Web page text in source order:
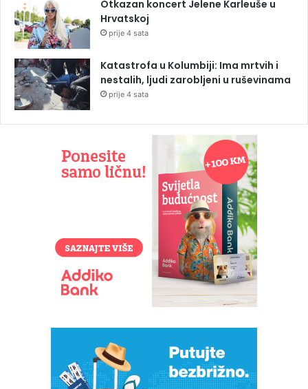
Otkazan koncert Jelene Karleuše u
Hrvatskoj
prije 4 sata
Katastrofa u Kolumbiji: Ima mrtvih i
nestalih, ljudi zarobljeni u ruševinama
prije 4 sata